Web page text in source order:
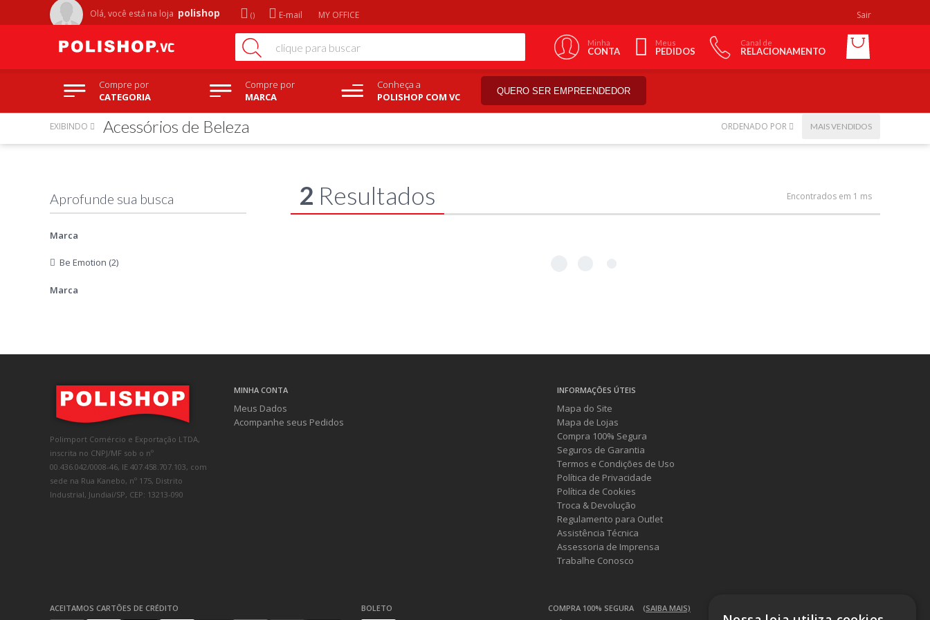
Olá, você está na loja polishop E-mail MY OFFICE Sair
Minha
CONTA
Meus
PEDIDOS
Canal de
RELACIONAMENTO
Compre por
CATEGORIA
Compre por
MARCA
Conheça a
POLISHOP COM VC
QUERO SER EMPREENDEDOR
Marca
Be Emotion (2)
Marca
EXIBINDO Acessórios de Beleza ORDENADO POR MAIS VENDIDOS
2 Resultados Encontrados em 1 ms
Polimport Comércio e Exportação LTDA,
inscrita no CNPJ/MF sob o nº
00.436.042/0008-46, IE 407.458.707.103, com
sede na Rua Kanebo, nº 175, Distrito
Industrial, Jundiaí/SP, CEP: 13213-090
MINHA CONTA
Meus Dados
Acompanhe seus Pedidos
INFORMAÇÕES ÚTEIS
Mapa do Site
Mapa de Lojas
Compra 100% Segura
Seguros de Garantia
Termos e Condições de Uso
Política de Privacidade
Política de Cookies
Troca & Devolução
Regulamento para Outlet
Assistência Técnica
Assessoria de Imprensa
Trabalhe Conosco
ACEITAMOS CARTÕES DE CRÉDITO BOLETO COMPRA 100% SEGURA (SAIBA MAIS)